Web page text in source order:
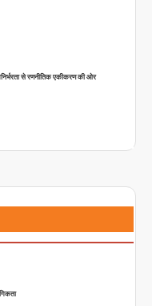
से रणनीतिक एकीकरण की ओर